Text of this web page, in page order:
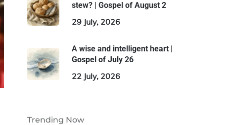
stew? | Gospel of August 2
29 July, 2026
A wise and intelligent heart |
Gospel of July 26
22 July, 2026
Trending Now